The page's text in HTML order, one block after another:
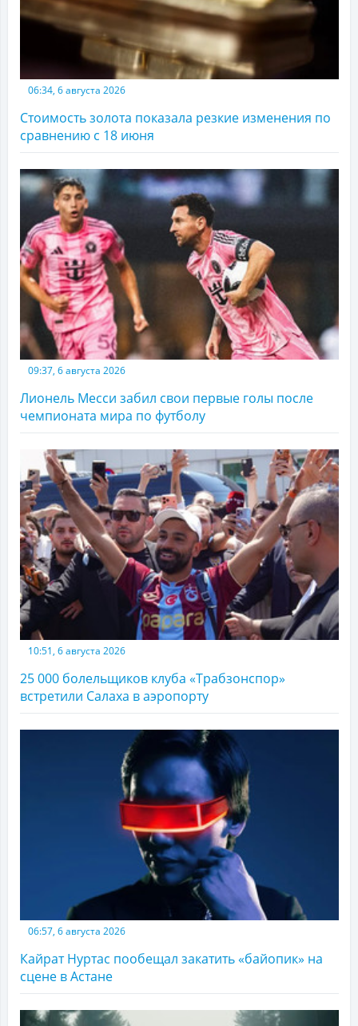
06:34, 6 августа 2026
Стоимость золота показала резкие изменения по
сравнению с 18 июня
09:37, 6 августа 2026
Лионель Месси забил свои первые голы после
чемпионата мира по футболу
10:51, 6 августа 2026
25 000 болельщиков клуба «Трабзонспор»
встретили Салаха в аэропорту
06:57, 6 августа 2026
Кайрат Нуртас пообещал закатить «байопик» на
сцене в Астане